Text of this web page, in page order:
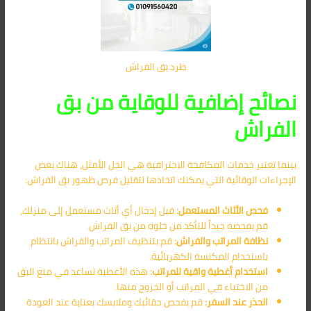
طرد بق الفراش
نصائح إضافية للوقاية من بق
الفراش
بينما تعتبر خدمات المكافحة الاحترافية هي الحل الأمثل، هناك بعض
الإجراءات الوقائية التي يمكنك اتخاذها لتقليل فرص ظهور بق الفراش:
فحص الأثاث المستعمل:قبل إدخال أي أثاث مستعمل إلى منزلك،
قم بفحصه جيداً للتأكد من خلوه من بق الفراش.
نظافة المراتب والفراش:قم بتنظيف المراتب والفراش بانتظام
باستخدام المكنسة الكهربائية.
استخدام أغطية واقية للمراتب:هذه الأغطية تساعد في منع البق
من الاختباء في المراتب أو الخروج منها.
الحذر عند السفر:قم بفحص حقائبك وملابسك بعناية عند العودة